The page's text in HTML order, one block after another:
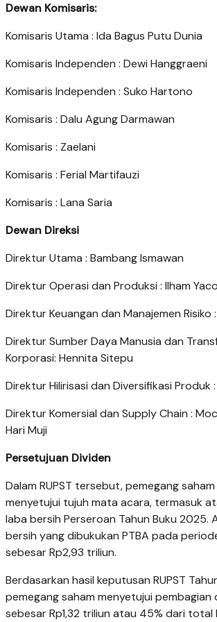
Dewan Komisaris:
Komisaris Utama : Ida Bagus Putu Dunia
Komisaris Independen : Dewi Hanggraeni
Komisaris Independen : Suko Hartono
Komisaris : Dalu Agung Darmawan
Komisaris : Zaelani
Komisaris : Ferial Martifauzi
Komisaris : Lana Saria
Dewan Direksi
Direktur Utama : Bambang Ismawan
Direktur Operasi dan Produksi : Ilham
Direktur Keuangan dan Manajemen Risiko
Direktur Sumber Daya Manusia dan
Korporasi: Hennita Sitepu
Direktur Hilirisasi dan Diversifikasi Produk
Direktur Komersial dan Supply Chain :
Hari Muji
Persetujuan Dividen
Dalam RUPST tersebut, pemegang
menyetujui tujuh mata acara, termasuk
laba bersih Perseroan Tahun Buku 2025.
bersih yang dibukukan PTBA pada
sebesar Rp2,93 triliun.
Berdasarkan hasil keputusan RUPST
pemegang saham menyetujui pembagian
sebesar Rp1,32 triliun atau 45% dari total